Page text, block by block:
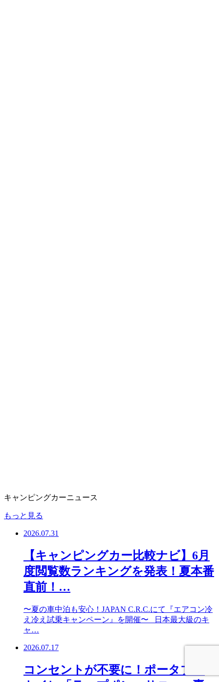
キャンピングカーニュース
もっと見る
2026.07.31
【キャンピングカー比較ナビ】6月
度閲覧数ランキングを発表！夏本番
直前！…
〜夏の車中泊も安心！JAPAN C.R.C.にて『エアコン冷
え冷え試乗キャンペーン』を開催〜 日本最大級のキ
ャ…
2026.07.17
コンセントが不要に！ポータブル